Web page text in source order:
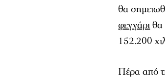
θα
φεγγάριθα
152.200
Πέρα από